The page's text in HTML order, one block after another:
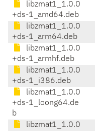
libzmat1_1.0.0
+ds-1_amd64.deb
libzmat1_1.0.0
+ds-1_arm64.deb
libzmat1_1.0.0
+ds-1_armhf.deb
libzmat1_1.0.0
+ds-1_i386.deb
libzmat1_1.0.0
+ds-1_loong64.de
b
libzmat1_1.0.0